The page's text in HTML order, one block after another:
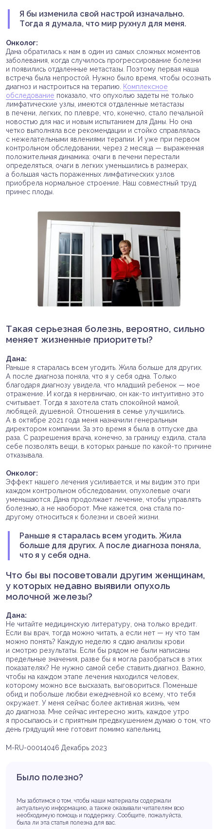
Я бы изменила свой настрой изначально.
Тогда я думала, что мир рухнул для меня.
Онколог:
Дана обратилась к нам в один из самых сложных моментов
заболевания, когда случилось прогрессирование болезни
и появились отдаленные метастазы. Поэтому первая наша
встреча была непростой. Нужно было время, чтобы осознать
диагноз и настроиться на терапию. Комплексное
обследование показало, что опухолью задеты не только
лимфатические узлы, имеются отдаленные метастазы
в печени, легких, по плевре, что, конечно, стало печальной
новостью для нас и новым испытанием для Даны. Но она
четко выполняла все рекомендации и стойко справлялась
с нежелательными явлениями терапии. И уже при первом
контрольном обследовании, через 2 месяца — выраженная
положительная динамика: очаги в печени перестали
определяться, очаги в легких уменьшились в размерах,
а большая часть пораженных лимфатических узлов
приобрела нормальное строение. Наш совместный труд
принес плоды.
Такая серьезная болезнь, вероятно, сильно
меняет жизненные приоритеты?
Дана:
Раньше я старалась всем угодить. Жила больше для других.
А после диагноза поняла, что я у себя одна. Только
благодаря диагнозу увидела, что младший ребенок — мое
отражение. И когда я нервничаю, он как-то интуитивно это
считывает. Тогда я захотела стать спокойной мамой,
любящей, душевной. Отношения в семье улучшились.
А в октябре 2021 года меня назначили генеральным
директором компании. За это время я была в отпуске два
раза. С разрешения врача, конечно, за границу ездила, стала
себе позволять вещи, в которых раньше по какой-то причине
отказывала.
Онколог:
Эффект нашего лечения усиливается, и мы видим это при
каждом контрольном обследовании, опухолевые очаги
уменьшаются. Дана продолжает лечение, чтобы управлять
болезнью, а не наоборот. Мне кажется, она стала по-
другому относиться к болезни и своей жизни.
Раньше я старалась всем угодить. Жила
больше для других. А после диагноза поняла,
что я у себя одна.
Что бы вы посоветовали другим женщинам,
у которых недавно выявили опухоль
молочной железы?
Дана:
Не читайте медицинскую литературу, она только вредит.
Если вы врач, тогда можно читать, а если нет — ну что там
можно понять? Каждую неделю я сдаю анализы крови
и смотрю результаты. Если бы рядом не были написаны
предельные значения, разве бы я могла разобраться в этих
показателях? Не нужно самой себе ставить диагноз. Важно,
чтобы на каждом этапе лечения находился человек,
которому можно все высказать, выговориться. Поменьше
обид и побольше любви ежедневной ко всему, что тебя
окружает. У меня сейчас более активная жизнь, чем
до диагноза. Мне сейчас интересно жить, каждое утро
я просыпаюсь и с приятным предвкушением думаю о том, что
день грядущий мне готовит помимо капельниц.
M-RU-00014046 Декабрь 2023
Было полезно?
Мы заботимся о том, чтобы наши материалы содержали
актуальную информацию, а также оказывали читателям всю
необходимую помощь и поддержку. Сообщите, пожалуйста,
была ли эта статья полезна для вас.